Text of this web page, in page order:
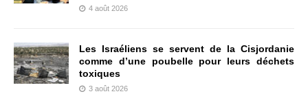
4 août 2026
Les Israéliens se servent de la Cisjordanie
comme d’une poubelle pour leurs déchets
toxiques
3 août 2026